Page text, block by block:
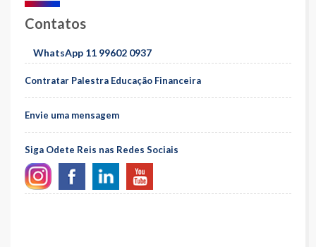
Contatos
WhatsApp 11 99602 0937
Contratar Palestra Educação Financeira
Envie uma mensagem
Siga Odete Reis nas Redes Sociais